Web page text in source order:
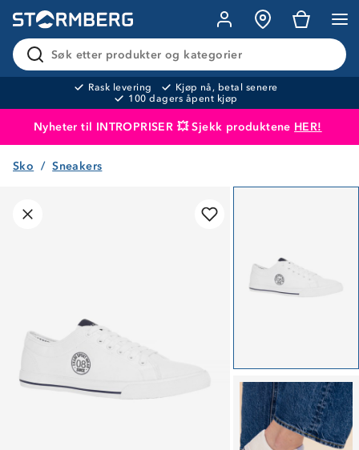
Søk etter produkter og kategorier
Rask levering
Kjøp nå, betal senere
100 dagers åpent kjøp
Nyheter til INTROPRISER 💥 Sjekk produktene HER!
Produktet er lagt i handlekurven
Sko Sneakers